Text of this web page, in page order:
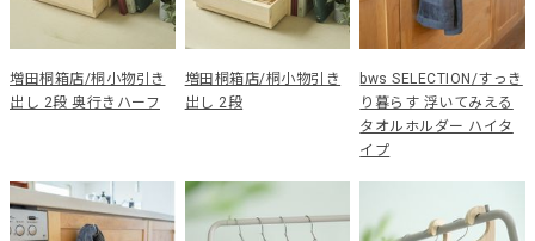
増田桐箱店/桐小物引き
出し 2段 奥行きハーフ
増田桐箱店/桐小物引き
出し 2段
bws SELECTION/すっき
り暮らす 浮いてみえる
タオルホルダー ハイタ
イプ